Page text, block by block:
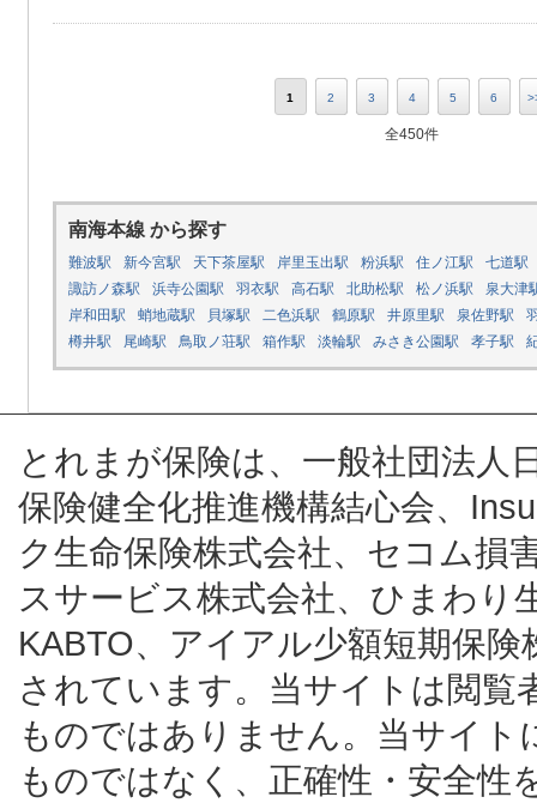
1 2 3 4 5 6
全450件
南海本線 から探す
難波駅 新今宮駅 天下茶屋駅 岸里玉出駅 粉浜駅 住ノ江駅
七道駅
諏訪ノ森駅
浜寺公園駅 羽衣駅 高石駅 北助松駅 松ノ浜駅
泉大津
岸和田駅
蛸地蔵駅 貝塚駅 二色浜駅 鶴原駅 井原里駅 泉佐野駅
樽井駅
尾崎駅 鳥取ノ荘駅 箱作駅 淡輪駅 みさき公園駅 孝子駅
とれまが保険は、一般社団法人
保険健全化推進機構結心会、
ク生命保険株式会社、セコム損
スサービス株式会社、ひまわり
KABTO、アイアル少額短期保
されています。当サイトは閲覧
ものではありません。当サイ
ものではなく、正確性・安全性